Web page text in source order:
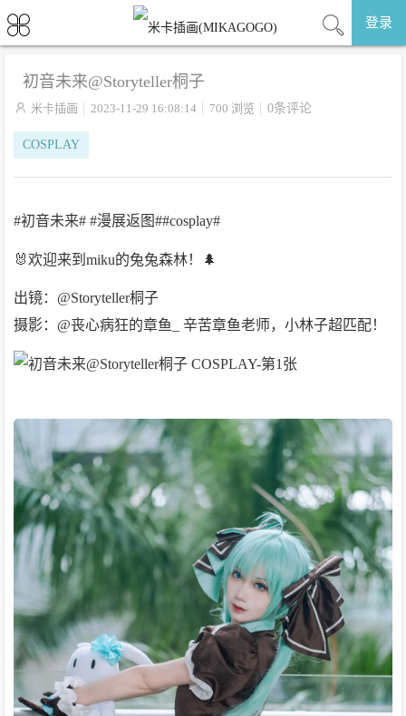
登录
初音未来@Storyteller桐子
 米卡插画 2023-11-29 16:08:14 700 浏览 0条评论
COSPLAY
#初音未来# #漫展返图##cosplay#
🐰欢迎来到miku的兔兔森林！🌲
出镜：@Storyteller桐子
摄影：@丧心病狂的章鱼_ 辛苦章鱼老师，小林子超匹配！